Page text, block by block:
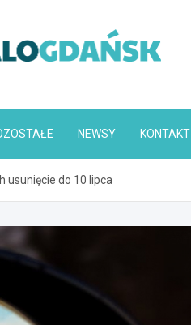
NEWSY KONTAKT
usunięcie do 10 lipca